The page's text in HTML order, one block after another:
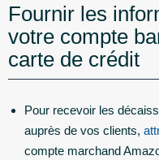
Fournir les
votre compte
carte de crédit
Pour recevoir les
auprès de vos clients,
compte marchand